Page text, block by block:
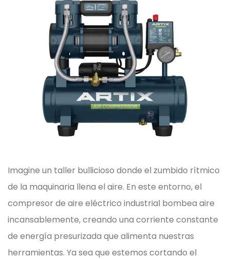
Imagine un taller bullicioso donde el zumbido rítmico
de la maquinaria llena el aire. En este entorno, el
compresor de aire eléctrico industrial bombea aire
incansablemente, creando una corriente constante
de energía presurizada que alimenta nuestras
herramientas. Ya sea que estemos cortando el